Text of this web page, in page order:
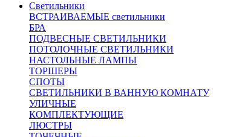
Светильники
ВСТРАИВАЕМЫЕ светильники
БРА
ПОДВЕСНЫЕ СВЕТИЛЬНИКИ
ПОТОЛОЧНЫЕ СВЕТИЛЬНИКИ
НАСТОЛЬНЫЕ ЛАМПЫ
ТОРШЕРЫ
СПОТЫ
СВЕТИЛЬНИКИ В ВАННУЮ КОМНАТУ
УЛИЧНЫЕ
КОМПЛЕКТУЮЩИЕ
ЛЮСТРЫ